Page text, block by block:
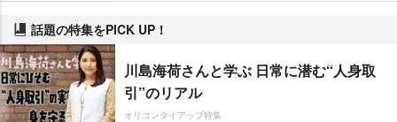
話題の特集をPICK UP！
川島海荷さんと学ぶ 日常に潜む“人身取
引”のリアル
オリコンタイアップ特集